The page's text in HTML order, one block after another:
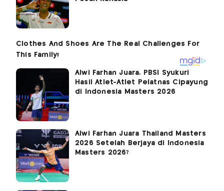
Alwi Farhan Juara, PBSI Syukuri
Hasil Atlet-Atlet Pelatnas Cipayung
di Indonesia Masters 2026
Alwi Farhan Juara Thailand Masters
2026 Setelah Berjaya di Indonesia
Masters 2026?